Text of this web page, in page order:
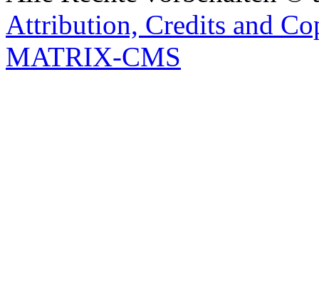
Attribution, Credits and
MATRIX-CMS